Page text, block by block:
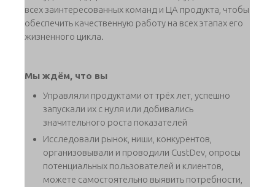
всех заинтересованных команд и ЦА продукта, чтобы
обеспечить качественную работу на всех этапах его
жизненного цикла.
Мы ждём, что вы
Управляли продуктами от трёх лет, успешно
запускали их с нуля или добивались
значительного роста показателей
Исследовали рынок, ниши, конкурентов,
организовывали и проводили CustDev, опросы
потенциальных пользователей и клиентов,
можете самостоятельно выявить потребности,